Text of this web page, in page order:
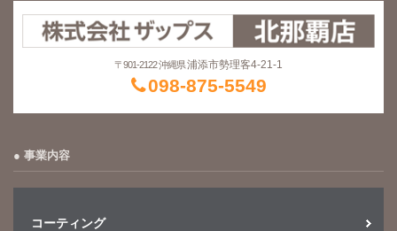
〒901-2122 沖縄県浦添市勢理客4-21-1
098-875-5549
事業内容
コーティング